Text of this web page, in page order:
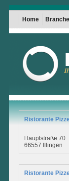
Home
Ristorante
Hauptstraße 70
66557 Illingen
Ristorante